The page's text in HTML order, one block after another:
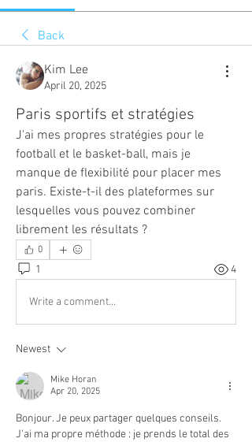
Back
Kim Lee
April 20, 2025
Paris sportifs et stratégies
J'ai mes propres stratégies pour le
football et le basket-ball, mais je
manque de flexibilité pour placer mes
paris. Existe-t-il des plateformes sur
lesquelles vous pouvez combiner
librement les résultats ?
0
1 4
Write a comment...
Newest
Mike Horan
Apr 20, 2025
Bonjour. Je peux partager quelques conseils.
J'ai ma propre méthode : je prends le total des